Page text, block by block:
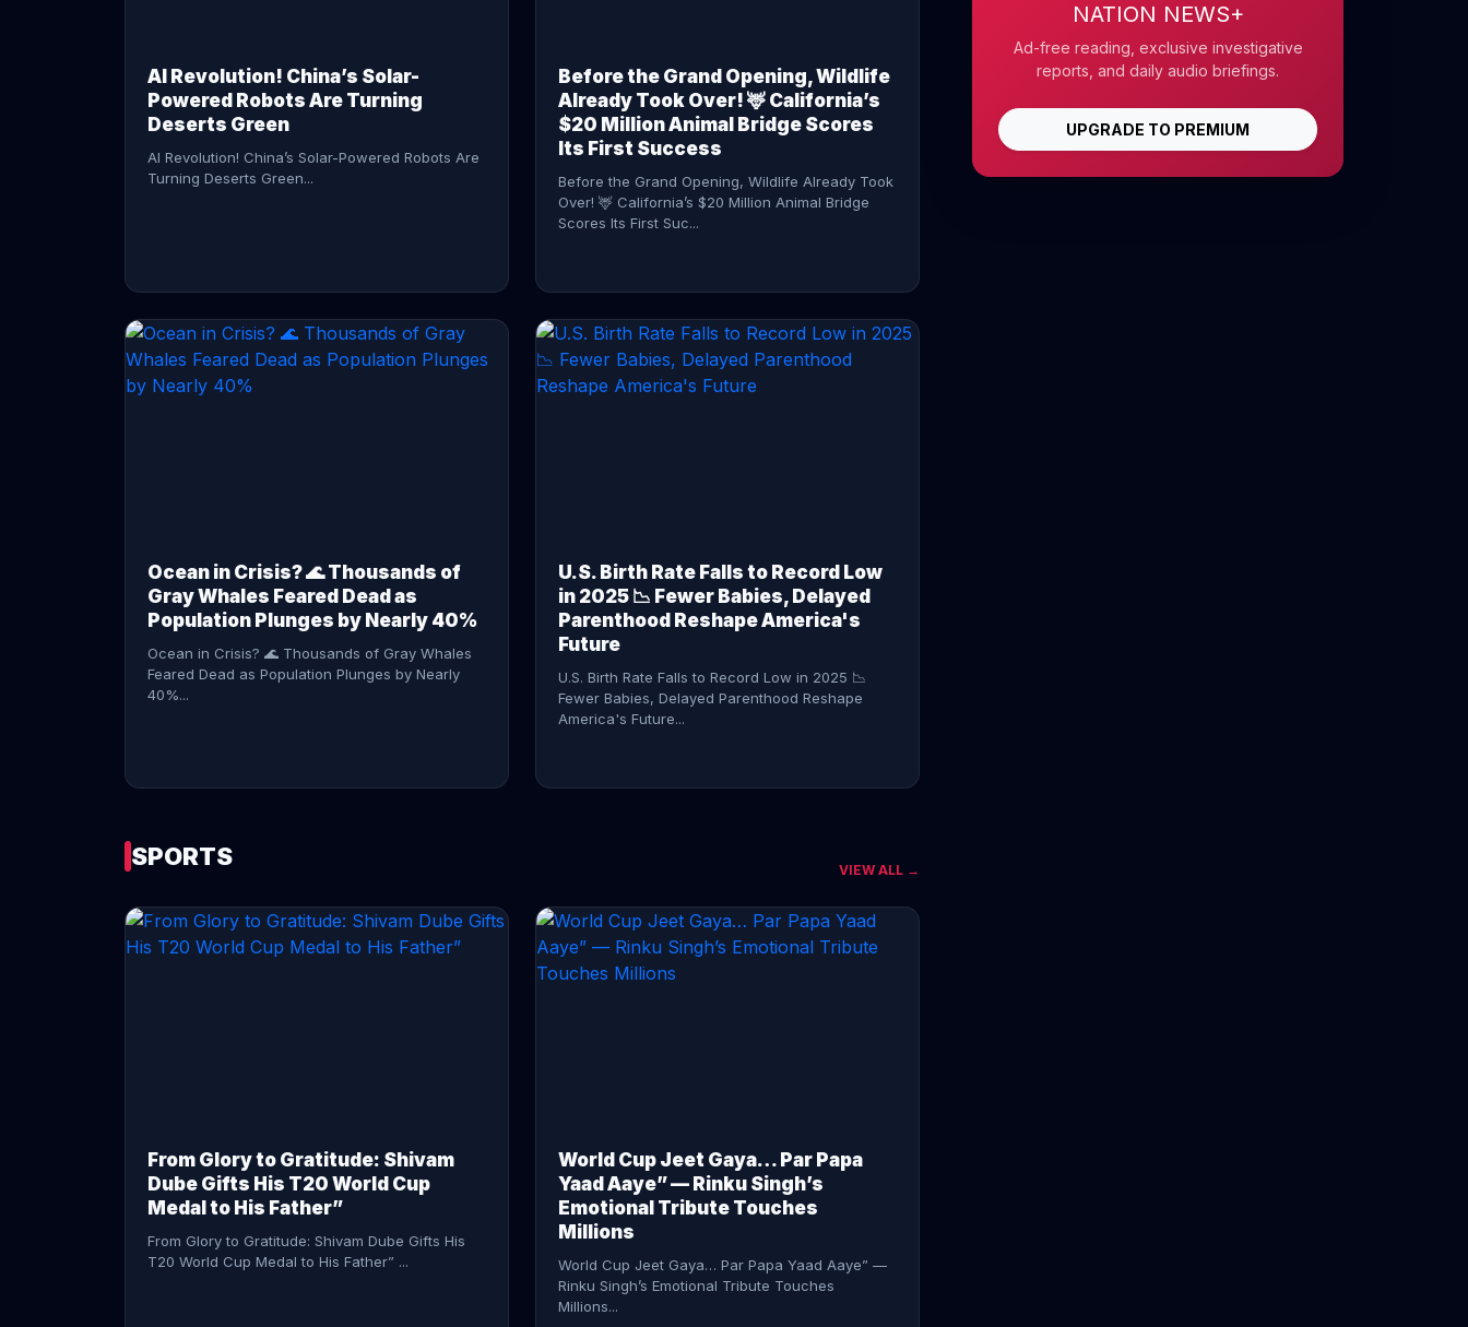
AI Revolution! China’s Solar-
Powered Robots Are Turning
Deserts Green
AI Revolution! China’s Solar-Powered Robots Are
Turning Deserts Green...
Before the Grand Opening, Wildlife
Already Took Over! 🦌 California’s
$20 Million Animal Bridge Scores
Its First Success
Before the Grand Opening, Wildlife Already Took
Over! 🦌 California’s $20 Million Animal Bridge
Scores Its First Suc...
Ocean in Crisis? 🌊 Thousands of
Gray Whales Feared Dead as
Population Plunges by Nearly 40%
Ocean in Crisis? 🌊 Thousands of Gray Whales
Feared Dead as Population Plunges by Nearly
40%...
U.S. Birth Rate Falls to Record Low
in 2025 📉 Fewer Babies, Delayed
Parenthood Reshape America's
Future
U.S. Birth Rate Falls to Record Low in 2025 📉
Fewer Babies, Delayed Parenthood Reshape
America's Future...
CONTINUE READING →
SPORTS VIEW ALL →
From Glory to Gratitude: Shivam
Dube Gifts His T20 World Cup
Medal to His Father”
From Glory to Gratitude: Shivam Dube Gifts His
T20 World Cup Medal to His Father” ...
World Cup Jeet Gaya… Par Papa
Yaad Aaye” — Rinku Singh’s
Emotional Tribute Touches
Millions
World Cup Jeet Gaya… Par Papa Yaad Aaye” —
Rinku Singh’s Emotional Tribute Touches
Millions...
NATION NEWS+
Ad-free reading, exclusive investigative
reports, and daily audio briefings.
UPGRADE TO PREMIUM